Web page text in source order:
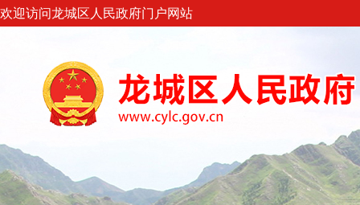
欢迎访问龙城区人民政府门户网站